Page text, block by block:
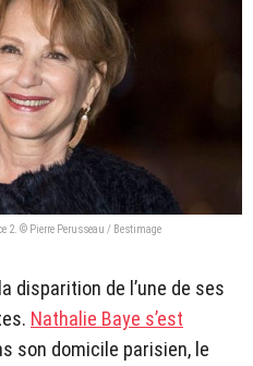
2. © Pierre Perusseau / Bestimage
disparition de l’une de ses
Nathalie Baye s’est
son domicile parisien, le